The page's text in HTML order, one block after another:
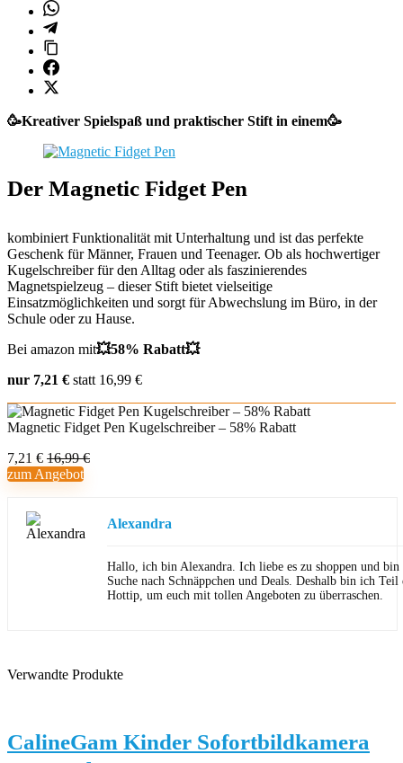
🥳Kreativer Spielspaß und praktischer Stift in einem🥳
Der Magnetic Fidget Pen
kombiniert Funktionalität mit Unterhaltung und ist das perfekte
Geschenk für Männer, Frauen und Teenager. Ob als hochwertiger
Kugelschreiber für den Alltag oder als faszinierendes
Magnetspielzeug – dieser Stift bietet vielseitige
Einsatzmöglichkeiten und sorgt für Abwechslung im Büro, in der
Schule oder zu Hause.
Bei amazon mit💥58% Rabatt💥
nur 7,21 € statt 16,99 €
Magnetic Fidget Pen Kugelschreiber – 58% Rabatt
7,21 € 16,99 €
zum Angebot
Alexandra
Hallo, ich bin Alexandra. Ich liebe es zu shoppen und
Suche nach Schnäppchen und Deals. Deshalb bin ich Teil
Hottip, um euch mit tollen Angeboten zu überraschen.
Verwandte Produkte
CalineGam Kinder Sofortbildkamera